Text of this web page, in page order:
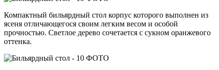
Компактный бильярдный стол корпус которого выполнен из
ясеня отличающегося своим легким весом и особой
прочностью. Светлое дерево сочетается с сукном оранжевого
оттенка.